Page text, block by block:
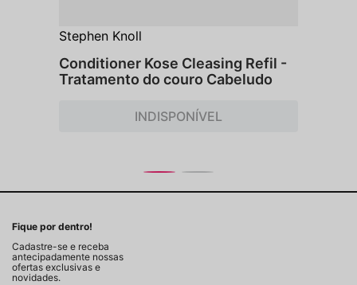
Stephen Knoll
Conditioner Kose Cleasing Refil -
Tratamento do couro Cabeludo
INDISPONÍVEL
Fique por dentro!
Cadastre-se e receba
antecipadamente nossas
ofertas exclusivas e
novidades.